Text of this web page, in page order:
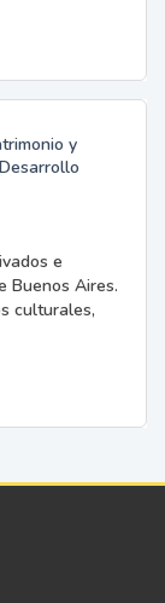
y
e
Buenos Aires.
culturales,